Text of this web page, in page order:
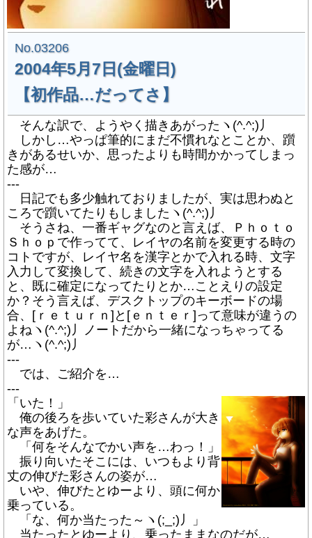
No.03206
2004年5月7日(金曜日)
【初作品…だってさ】
そんな訳で、ようやく描きあがったヽ(^.^;)丿
しかし…やっぱ筆的にまだ不慣れなとことか、躓
きがあるせいか、思ったよりも時間かかってしまっ
た感が…
---
日記でも多少触れておりましたが、実は思わぬと
ころで躓いてたりもしましたヽ(^.^;)丿
そうさね、一番ギャグなのと言えば、Ｐｈｏｔｏ
Ｓｈｏｐで作ってて、レイヤの名前を変更する時の
コトですが、レイヤ名を漢字とかで入れる時、文字
入力して変換して、続きの文字を入れようとする
と、既に確定になってたりとか…ことえりの設定
か？そう言えば、デスクトップのキーボードの場
合、[ｒｅｔｕｒｎ]と[ｅｎｔｅｒ]って意味が違うの
よねヽ(^.^;)丿ノートだから一緒になっちゃってる
が…ヽ(^.^;)丿
---
では、ご紹介を…
---
「いた！」
俺の後ろを歩いていた彩さんが大き
な声をあげた。
「何をそんなでかい声を…わっ！」
振り向いたそこには、いつもより背
丈の伸びた彩さんの姿が…
いや、伸びたとゆーより、頭に何か
乗っている。
「な、何か当たった～ヽ(;_;)丿」
当たったとゆーより、乗ったままなのだが…